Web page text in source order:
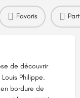
Favoris
de découvrir
Philippe.
bordure de